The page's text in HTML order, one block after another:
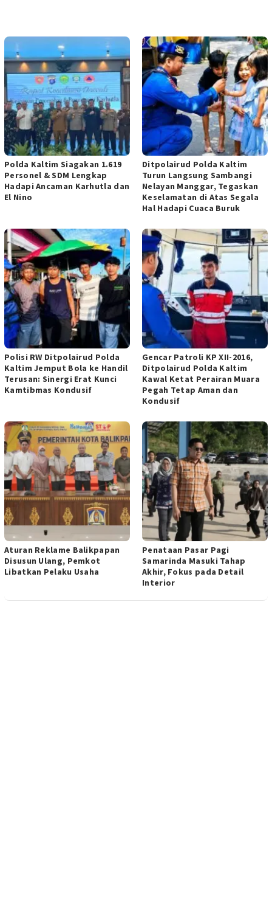
Polda Kaltim Siagakan 1.619
Personel & SDM Lengkap
Hadapi Ancaman Karhutla dan
El Nino
Ditpolairud Polda Kaltim
Turun Langsung Sambangi
Nelayan Manggar, Tegaskan
Keselamatan di Atas Segala
Hal Hadapi Cuaca Buruk
Polisi RW Ditpolairud Polda
Kaltim Jemput Bola ke Handil
Terusan: Sinergi Erat Kunci
Kamtibmas Kondusif
Gencar Patroli KP XII-2016,
Ditpolairud Polda Kaltim
Kawal Ketat Perairan Muara
Pegah Tetap Aman dan
Kondusif
Aturan Reklame Balikpapan
Disusun Ulang, Pemkot
Libatkan Pelaku Usaha
Penataan Pasar Pagi
Samarinda Masuki Tahap
Akhir, Fokus pada Detail
Interior